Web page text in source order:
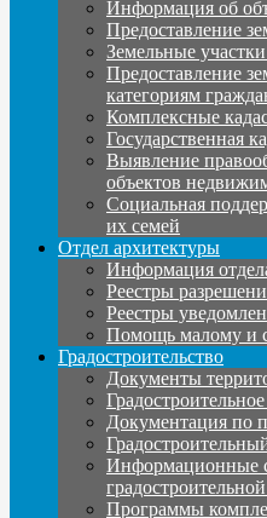
Информация об
Предоставление
Земельные
Предоставление
категориям
Комплексные
Государственная
Выявление
объектов
Социальная
их семей
Отдел архитектуры
Информация
Реестры
Реестры
Помощь малому и
Градостроительство
Документы
Документация по
Информационные
Программы